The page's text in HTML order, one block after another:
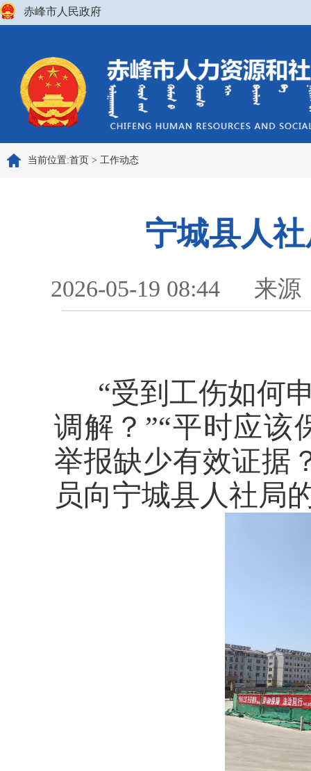
赤峰市人民政府
当前位置:首页 > 工作动态
宁城县人
2026-05-19 08:44 来源
“受到工伤如何
调解？”“平时应该
举报缺少有效证据
员向宁城县人社局